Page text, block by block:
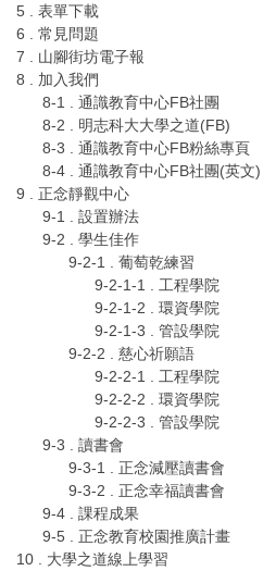
5 . 表單下載
6 . 常見問題
7 . 山腳街坊電子報
8 . 加入我們
8-1 . 通識教育中心FB社團
8-2 . 明志科大大學之道(FB)
8-3 . 通識教育中心FB粉絲專頁
8-4 . 通識教育中心FB社團(英文)
9 . 正念靜觀中心
9-1 . 設置辦法
9-2 . 學生佳作
9-2-1 . 葡萄乾練習
9-2-1-1 . 工程學院
9-2-1-2 . 環資學院
9-2-1-3 . 管設學院
9-2-2 . 慈心祈願語
9-2-2-1 . 工程學院
9-2-2-2 . 環資學院
9-2-2-3 . 管設學院
9-3 . 讀書會
9-3-1 . 正念減壓讀書會
9-3-2 . 正念幸福讀書會
9-4 . 課程成果
9-5 . 正念教育校園推廣計畫
10 . 大學之道線上學習